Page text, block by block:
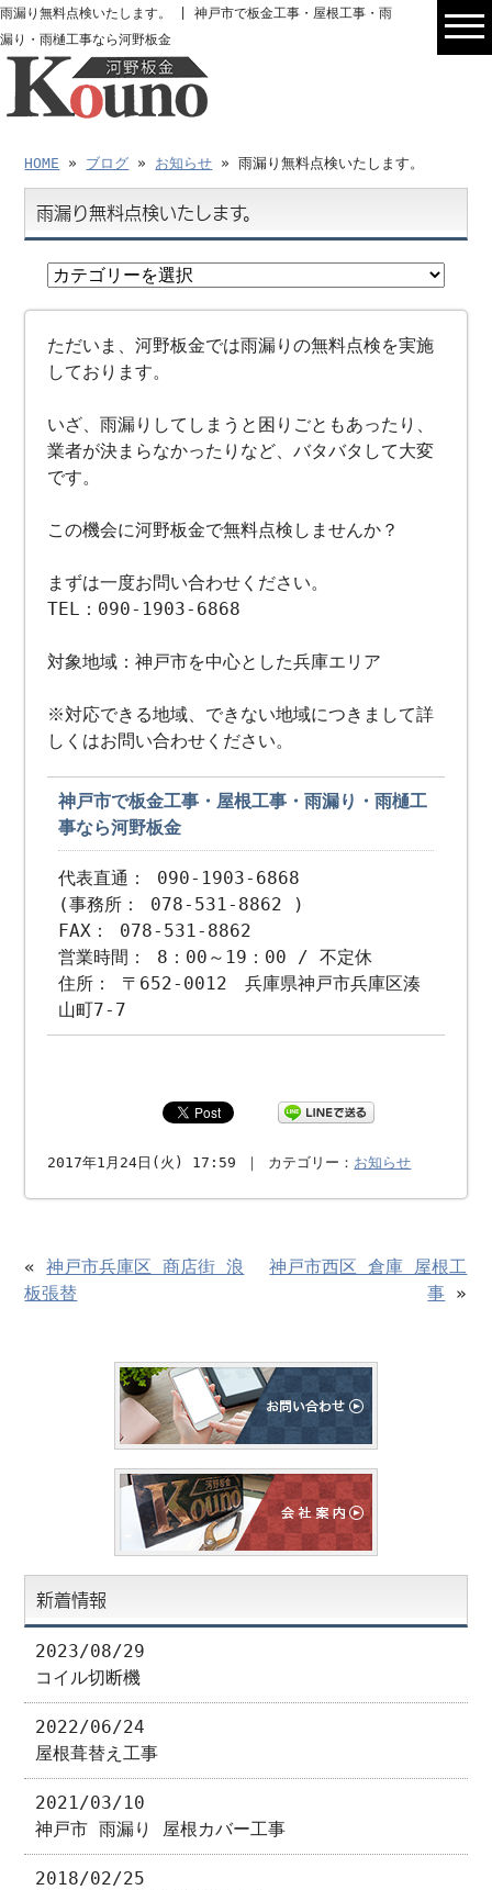
雨漏り無料点検いたします。 | 神戸市で板金工事・屋根工事・雨
漏り・雨樋工事なら河野板金
HOME » ブログ » お知らせ » 雨漏り無料点検いたします。
雨漏り無料点検いたします。
ただいま、河野板金では雨漏りの無料点検を実施
しております。
いざ、雨漏りしてしまうと困りごともあったり、
業者が決まらなかったりなど、バタバタして大変
です。
この機会に河野板金で無料点検しませんか？
まずは一度お問い合わせください。
TEL：090-1903-6868
対象地域：神戸市を中心とした兵庫エリア
※対応できる地域、できない地域につきまして詳
しくはお問い合わせください。
神戸市で板金工事・屋根工事・雨漏り・雨樋工
事なら河野板金
代表直通： 090-1903-6868
(事務所： 078-531-8862 )
FAX： 078-531-8862
営業時間： 8：00～19：00 / 不定休
住所： 〒652-0012 兵庫県神戸市兵庫区湊
山町7-7
2017年1月24日(火) 17:59 ｜ カテゴリー： お知らせ
«神戸市兵庫区 商店街 浪
板張替
神戸市西区 倉庫 屋根工
事 »
新着情報
2023/08/29
コイル切断機
2022/06/24
屋根葺替え工事
2021/03/10
神戸市 雨漏り 屋根カバー工事
2018/02/25